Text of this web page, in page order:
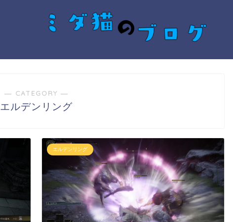
― CATEGORY ―
エルデンリング
エルデンリング